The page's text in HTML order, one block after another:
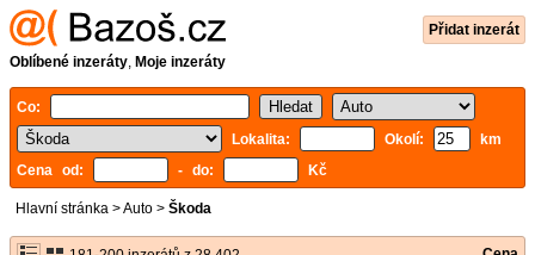
Přidat inzerát
Oblíbené inzeráty, Moje inzeráty
Co:
Lokalita:
Okolí:
km
Cena od:
- do: Kč
Hlavní stránka >Auto > Škoda